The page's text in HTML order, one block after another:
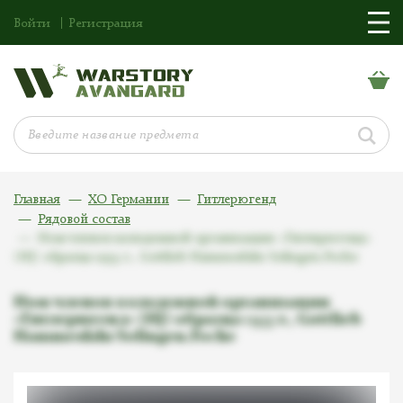
Войти Регистрация
Главная ХО Германии
Гитлерюгенд
Рядовой состав
Нож членов молодежной организации
«Гитлерюгенд» (HJ) образца 1933 г., Gottlieb
Hammesfahr Solingen.Foche